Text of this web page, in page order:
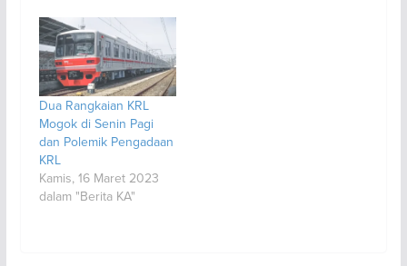
Dua Rangkaian KRL
Mogok di Senin Pagi
dan Polemik Pengadaan
KRL
Kamis, 16 Maret 2023
dalam "Berita KA"